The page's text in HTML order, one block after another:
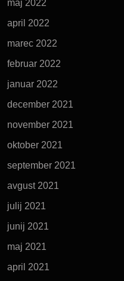
maj 2022
april 2022
marec 2022
februar 2022
januar 2022
december 2021
november 2021
oktober 2021
september 2021
avgust 2021
julij 2021
junij 2021
maj 2021
april 2021